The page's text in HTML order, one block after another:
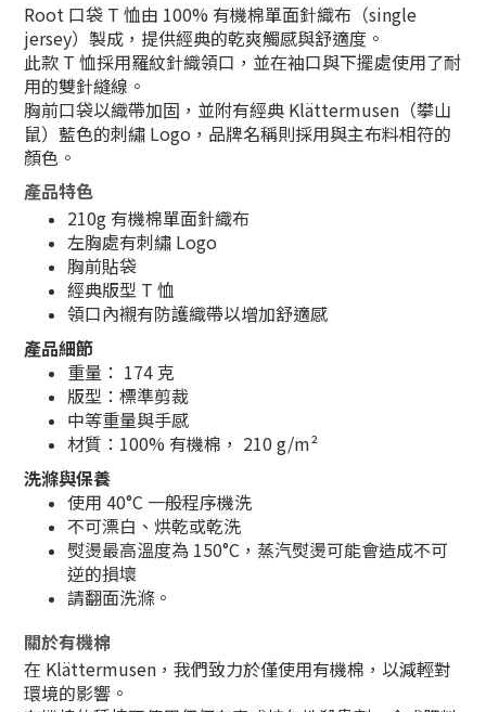
Root 口袋 T 恤由 100% 有機棉單面針織布（single
jersey）製成，提供經典的乾爽觸感與舒適度。
此款 T 恤採用羅紋針織領口，並在袖口與下擺處使用了耐
用的雙針縫線。
胸前口袋以織帶加固，並附有經典 Klättermusen（攀山
鼠）藍色的刺繡 Logo，品牌名稱則採用與主布料相符的
顏色。
產品特色
210g 有機棉單面針織布
左胸處有刺繡 Logo
胸前貼袋
經典版型 T 恤
領口內襯有防護織帶以增加舒適感
產品細節
重量： 174 克
版型：標準剪裁
中等重量與手感
材質：100% 有機棉， 210 g/m²
洗滌與保養
使用 40°C 一般程序機洗
不可漂白、烘乾或乾洗
熨燙最高溫度為 150°C，蒸汽熨燙可能會造成不可
逆的損壞
請翻面洗滌。
關於有機棉
在 Klättermusen，我們致力於僅使用有機棉，以減輕對
環境的影響。